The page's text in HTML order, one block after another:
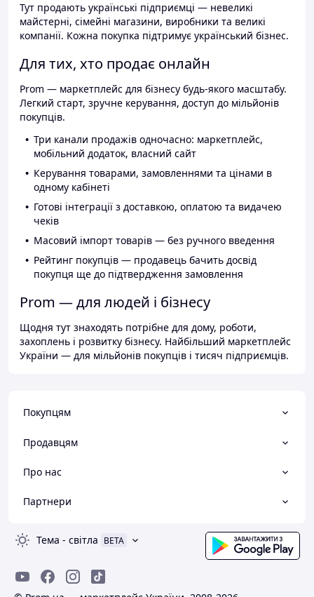
Тут продають українські підприємці — невеликі
майстерні, сімейні магазини, виробники та великі
компанії. Кожна покупка підтримує український бізнес.
Для тих, хто продає онлайн
Prom — маркетплейс для бізнесу будь-якого масштабу.
Легкий старт, зручне керування, доступ до мільйонів
покупців.
Три канали продажів одночасно: маркетплейс,
мобільний додаток, власний сайт
Керування товарами, замовленнями та цінами в
одному кабінеті
Готові інтеграції з доставкою, оплатою та видачею
чеків
Масовий імпорт товарів — без ручного введення
Рейтинг покупців — продавець бачить досвід
покупця ще до підтвердження замовлення
Prom — для людей і бізнесу
Щодня тут знаходять потрібне для дому, роботи,
захоплень і розвитку бізнесу. Найбільший маркетплейс
України — для мільйонів покупців і тисяч підприємців.
Покупцям
Продавцям
Про нас
Партнери
Тема - світла BETA